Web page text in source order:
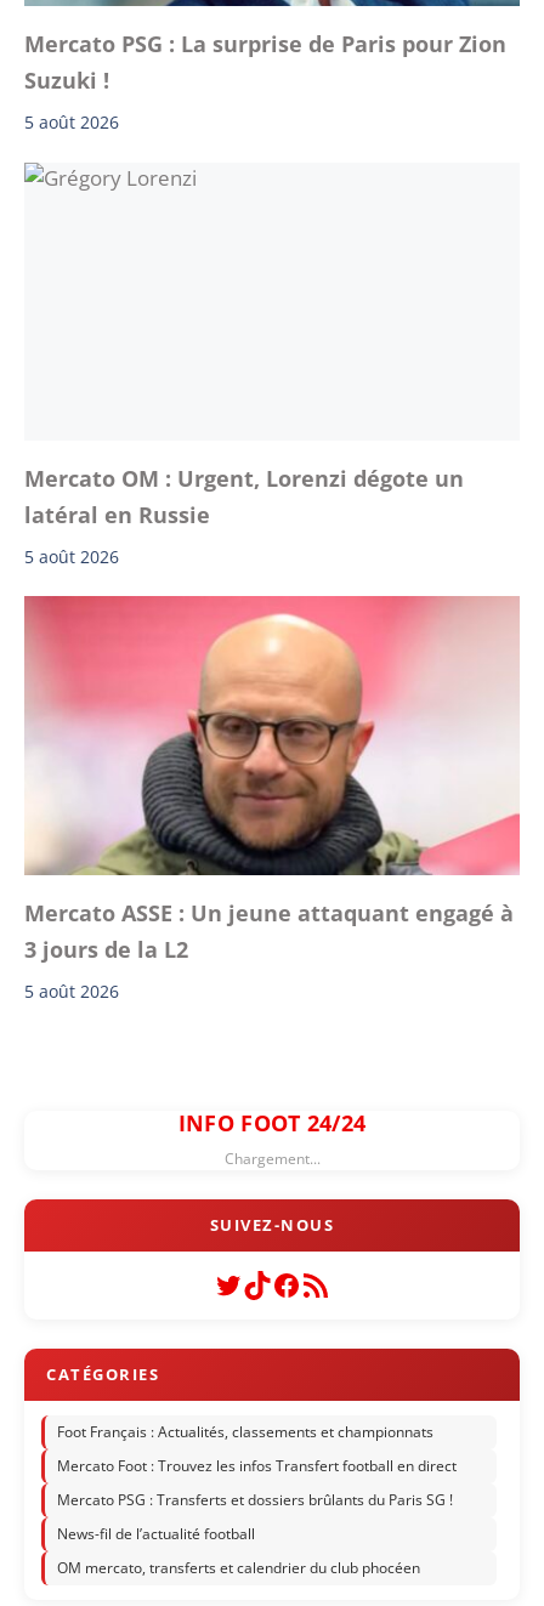
Mercato PSG : La surprise de Paris pour Zion
Suzuki !
5 août 2026
Mercato OM : Urgent, Lorenzi dégote un
latéral en Russie
5 août 2026
Mercato ASSE : Un jeune attaquant engagé à
3 jours de la L2
5 août 2026
INFO FOOT 24/24
Chargement...
Twitter
TikTok
Facebook
Flux RSS
Foot Français : Actualités, classements et championnats
Mercato Foot : Trouvez les infos Transfert football en direct
Mercato PSG : Transferts et dossiers brûlants du Paris SG !
News-fil de l’actualité football
OM mercato, transferts et calendrier du club phocéen